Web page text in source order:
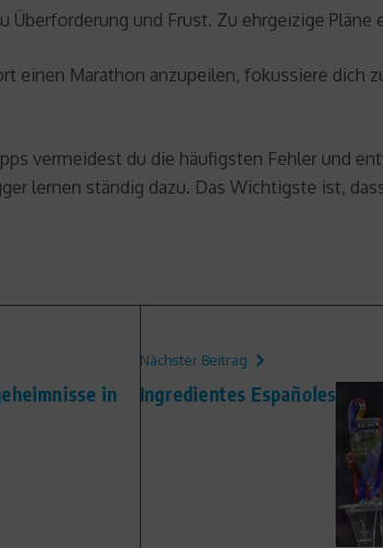
Überforderung und Frust. Zu ehrgeizige
einen Marathon anzupeilen, fokussiere dich
vermeidest du die häufigsten Fehler und
lernen ständig dazu. Das Wichtigste ist,
in
Nächster Beitrag
Ingredientes Españoles